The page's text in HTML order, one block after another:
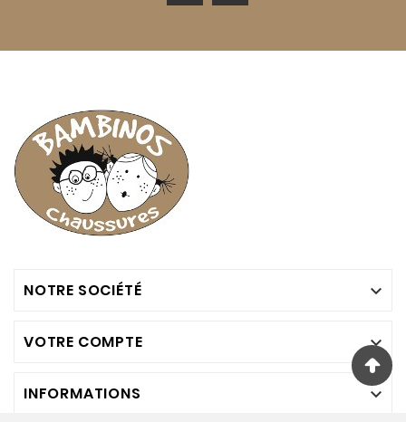
NOTRE SOCIÉTÉ 
VOTRE COMPTE 
INFORMATIONS 